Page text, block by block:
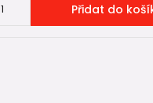
Přidat do